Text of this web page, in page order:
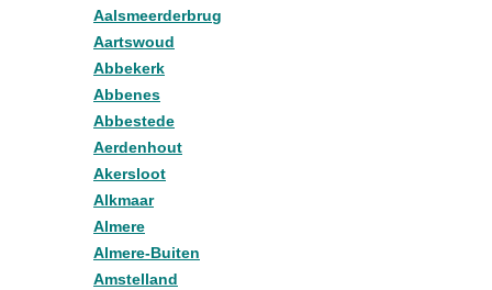
Aalsmeerderbrug
Aartswoud
Abbekerk
Abbenes
Abbestede
Aerdenhout
Akersloot
Alkmaar
Almere
Almere-Buiten
Amstelland